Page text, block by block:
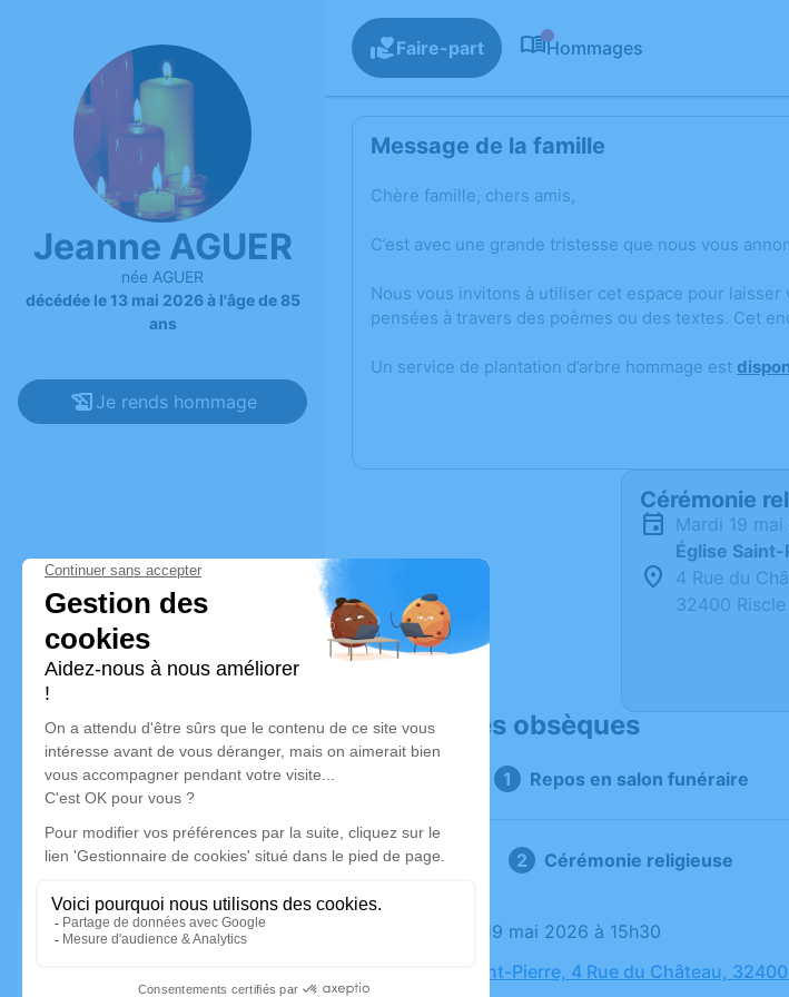
Jeanne AGUER
née AGUER
décédée le 13 mai 2026 à l'âge de 85
ans
Je rends hommage
Faire-part Hommages
Message de la famille
Chère famille, chers amis,
C’est avec une grande tristesse que nous vous
Nous vous invitons à utiliser cet espace pour
pensées à travers des poèmes ou des textes. Cet
Un service de plantation d’arbre hommage est
Cérémonie
mardi 19
Église
4 Rue du
32400 Riscle
Déroulé des obsèques
Repos en salon funéraire
Cérémonie religieuse
Le mardi 19 mai 2026 à 15h30
Église Saint-Pierre, 4 Rue du Château,